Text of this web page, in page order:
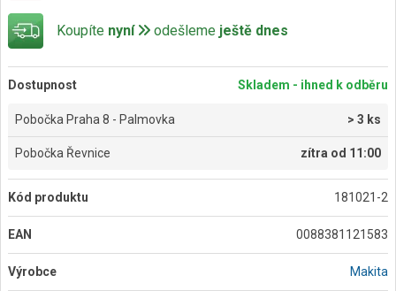
Koupíte nyní odešleme ještě dnes
Dostupnost Skladem - ihned k odběru
Pobočka Praha 8 - Palmovka > 3 ks
Pobočka Řevnice zítra od 11:00
Kód produktu 181021-2
EAN 0088381121583
Výrobce Makita